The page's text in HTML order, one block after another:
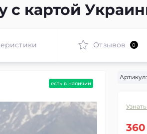
с картой
Отзывов 0
есть в наличии
Артикул: